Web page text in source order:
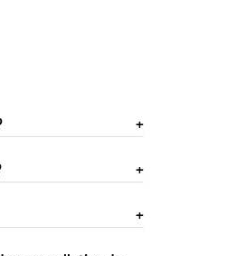
+
+
+